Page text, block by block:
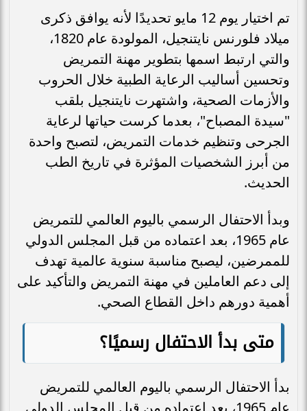
تم اختيار يوم 12 مايو تحديدًا لأنه يوافق ذكرى
ميلاد فلورنس نايتنجيل، المولودة عام 1820،
والتي ارتبط اسمها بتطوير مهنة التمريض
وتحسين أساليب الرعاية الطبية خلال الحروب
والأزمات الصحية، واشتهرت نايتنجيل بلقب
"سيدة المصباح"، بعدما كرست حياتها لرعاية
الجرحى وتنظيم خدمات التمريض، لتصبح واحدة
من أبرز الشخصيات المؤثرة في تاريخ الطب
الحديث.
وبدأ الاحتفال الرسمي باليوم العالمي للتمريض
عام 1965، بعد اعتماده من قبل المجلس الدولي
للممرضين، ليصبح مناسبة سنوية عالمية تهدف
إلى دعم العاملين في مهنة التمريض والتأكيد على
أهمية دورهم داخل القطاع الصحي.
متى بدأ الاحتفال رسميًا؟
بدأ الاحتفال الرسمي باليوم العالمي للتمريض